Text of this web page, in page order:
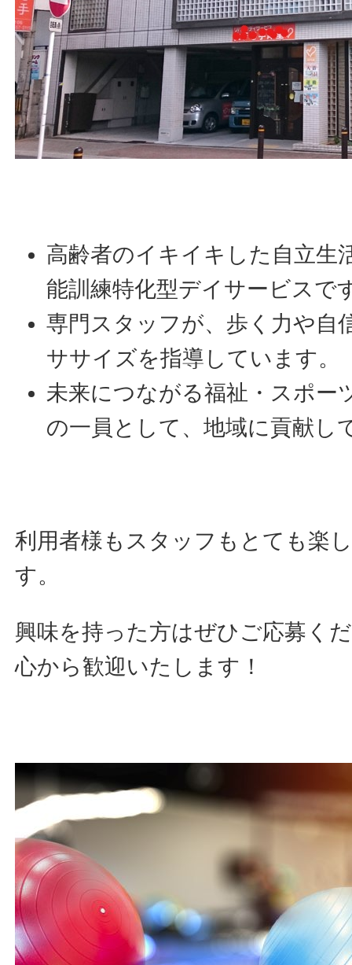
高齢者のイキイキした自立生
能訓練特化型デイサービスで
専門スタッフが、歩く力や自
ササイズを指導しています。
未来につながる福祉・スポー
の一員として、地域に貢献し
利用者様もスタッフもとても楽
す。
興味を持った方はぜひご応募く
心から歓迎いたします！